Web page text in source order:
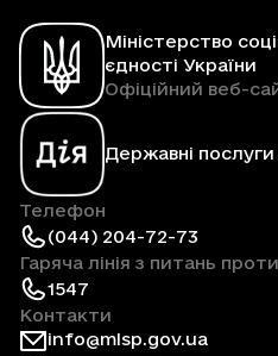
Міністерство
єдності України
Офіційний веб-
Державні
Телефон
(044) 204-72-73
Гаряча лінія з питань
1547
Контакти
info@mlsp.gov.ua